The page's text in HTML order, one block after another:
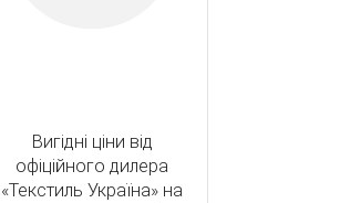
Вигідні ціни від
офіційного дилера
«Текстиль Україна» на